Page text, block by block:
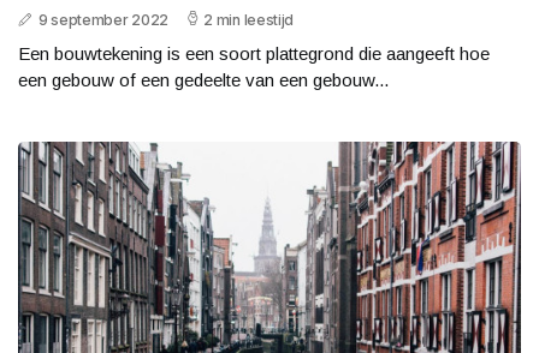
9 september 2022 2 min leestijd
Een bouwtekening is een soort plattegrond die aangeeft hoe
een gebouw of een gedeelte van een gebouw...